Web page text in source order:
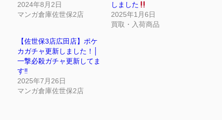
2024年8月2日
マンガ倉庫佐世保2店
しました
2025年1月6日
買取・入荷商品
【佐世保3店広田店】ポケ
カガチャ更新しました！│
一撃必殺ガチャ更新してま
す‼
2025年7月26日
マンガ倉庫佐世保2店